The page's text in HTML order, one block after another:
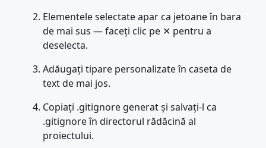
Elementele selectate apar ca jetoane în bara
de mai sus — faceți clic pe ✕ pentru a
deselecta.
Adăugați tipare personalizate în caseta de
text de mai jos.
Copiați .gitignore generat și salvați-l ca
.gitignore în directorul rădăcină al
proiectului.